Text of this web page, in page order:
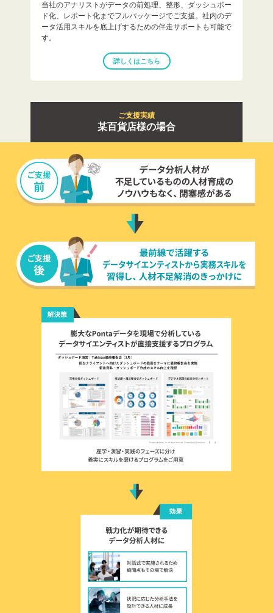
当社のアナリストがデータの前処理、整形、ダッシュボー
ド化、レポート化までフルパッケージでご支援。社内のデ
ータ活用スキルを底上げするための伴走サポートも可能で
す。
詳しくはこちら
ご支援実績
某百貨店様の場合